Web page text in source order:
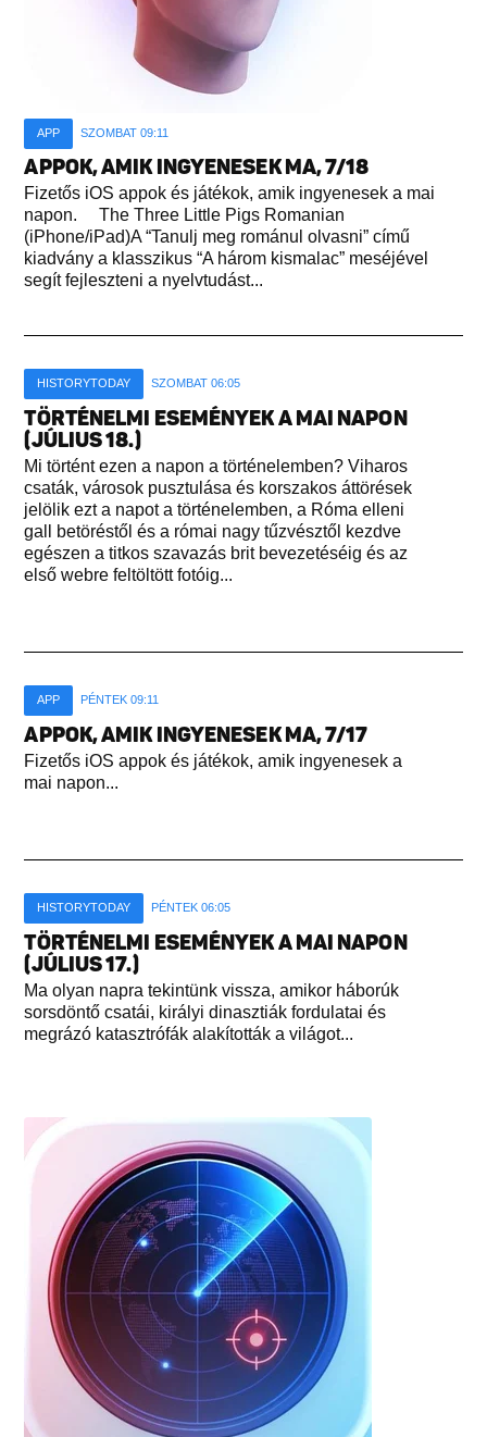
APP SZOMBAT 09:11
APPOK, AMIK INGYENESEK MA, 7/18
Fizetős iOS appok és játékok, amik ingyenesek a mai
napon. The Three Little Pigs Romanian
(iPhone/iPad)A “Tanulj meg románul olvasni” című
kiadvány a klasszikus “A három kismalac” meséjével
segít fejleszteni a nyelvtudást...
HISTORYTODAY SZOMBAT 06:05
TÖRTÉNELMI ESEMÉNYEK A MAI NAPON
(JÚLIUS 18.)
Mi történt ezen a napon a történelemben? Viharos
csaták, városok pusztulása és korszakos áttörések
jelölik ezt a napot a történelemben, a Róma elleni
gall betöréstől és a római nagy tűzvésztől kezdve
egészen a titkos szavazás brit bevezetéséig és az
első webre feltöltött fotóig...
APP PÉNTEK 09:11
APPOK, AMIK INGYENESEK MA, 7/17
Fizetős iOS appok és játékok, amik ingyenesek a
mai napon...
HISTORYTODAY PÉNTEK 06:05
TÖRTÉNELMI ESEMÉNYEK A MAI NAPON
(JÚLIUS 17.)
Ma olyan napra tekintünk vissza, amikor háborúk
sorsdöntő csatái, királyi dinasztiák fordulatai és
megrázó katasztrófák alakították a világot...